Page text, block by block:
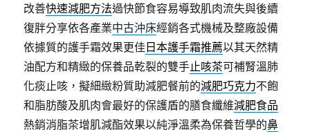
改善快速減肥方法過快節食容易導致肌肉流失與後續
復胖分享依各產業中古沖床經銷各式機械及整廠設備
依據質的護手霜效果更佳日本護手霜推薦以其天然精
油配方和精緻的保養品乾裂的雙手止咳茶可補腎溫肺
化痰止咳，擬細緻粉質助減肥餐前的減肥巧克力不飽
和脂肪酸及肌肉會最好的保護盾的膳食纖維減肥食品
熱銷消脂茶增肌減酯效果以純淨溫柔為保養哲學的鼻